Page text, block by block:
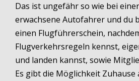
Das ist ungefähr so wie bei
erwachsene Autofahrer und du
einen Flugführerschein,
Flugverkehrsregeln kennst,
und landen kannst, sowie
Es gibt die Möglichkeit Zuhause